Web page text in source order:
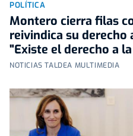
POLÍTICA
Montero cierra filas
reivindica su derecho
"Existe el derecho a
NOTICIAS TALDEA MULTIMEDIA